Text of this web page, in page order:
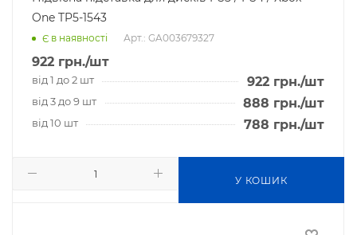
One TP5-1543
Є в наявності Арт.: GA003679327
922 грн./шт
від 1 до 2 шт 922 грн./шт
від 3 до 9 шт 888 грн./шт
від 10 шт 788 грн./шт
У КОШИК